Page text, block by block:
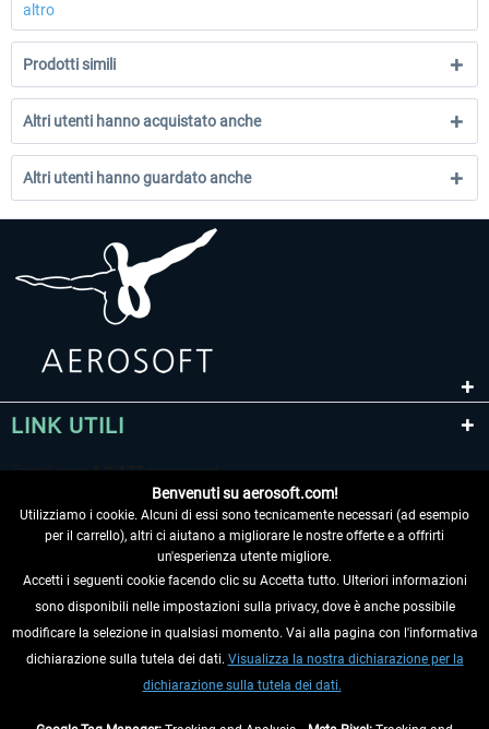
altro
Prodotti simili
Altri utenti hanno acquistato anche
Altri utenti hanno guardato anche
LINK UTILI
RECEDERE DAL CONTRATTO
INFORMAZIONI
Benvenuti su aerosoft.com!
Utilizziamo i cookie. Alcuni di essi sono tecnicamente necessari (ad esempio
per il carrello), altri ci aiutano a migliorare le nostre offerte e a offrirti
un'esperienza utente migliore.
Accetti i seguenti cookie facendo clic su Accetta tutto. Ulteriori informazioni
sono disponibili nelle impostazioni sulla privacy, dove è anche possibile
modificare la selezione in qualsiasi momento. Vai alla pagina con l'informativa
dichiarazione sulla tutela dei dati. Visualizza la nostra dichiarazione per la
dichiarazione sulla tutela dei dati.